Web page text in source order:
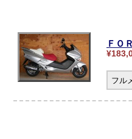
ＦＯ
フル